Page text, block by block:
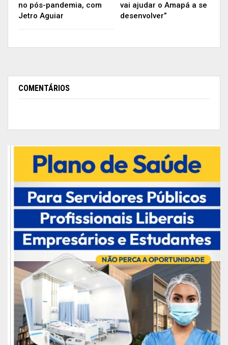
no pós-pandemia, com
Jetro Aguiar
vai ajudar o Amapá a se
desenvolver”
COMENTÁRIOS